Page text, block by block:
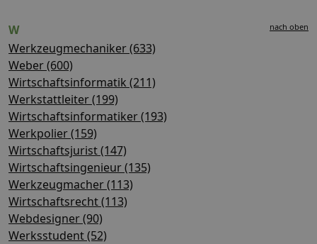
W nach oben
Werkzeugmechaniker (633)
Weber (600)
Wirtschaftsinformatik (211)
Werkstattleiter (199)
Wirtschaftsinformatiker (193)
Werkpolier (159)
Wirtschaftsjurist (147)
Wirtschaftsingenieur (135)
Werkzeugmacher (113)
Wirtschaftsrecht (113)
Webdesigner (90)
Werksstudent (52)